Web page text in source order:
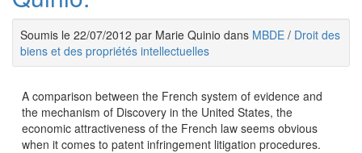
Soumis le 22/07/2012 par Marie Quinio dans MBDE / Droit des
biens et des propriétés intellectuelles
A comparison between the French system of evidence and
the mechanism of Discovery in the United States, the
economic attractiveness of the French law seems obvious
when it comes to patent infringement litigation procedures.